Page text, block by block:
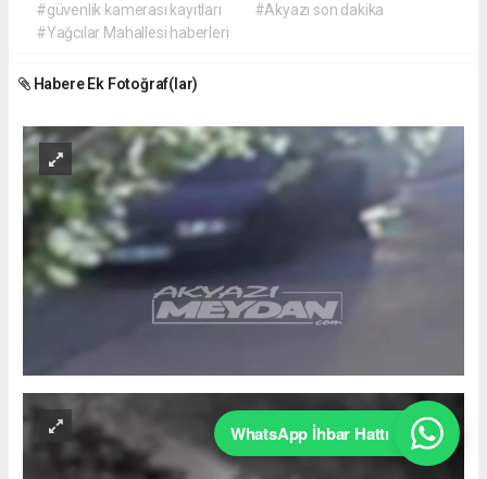
#güvenlik kamerası kayıtları
#Akyazı son dakika
#Yağcılar Mahallesi haberleri
Habere Ek Fotoğraf(lar)
WhatsApp İhbar Hattı